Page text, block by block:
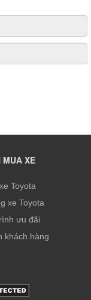
XE
Toyota
xe Toyota
ưu đãi
khách hàng